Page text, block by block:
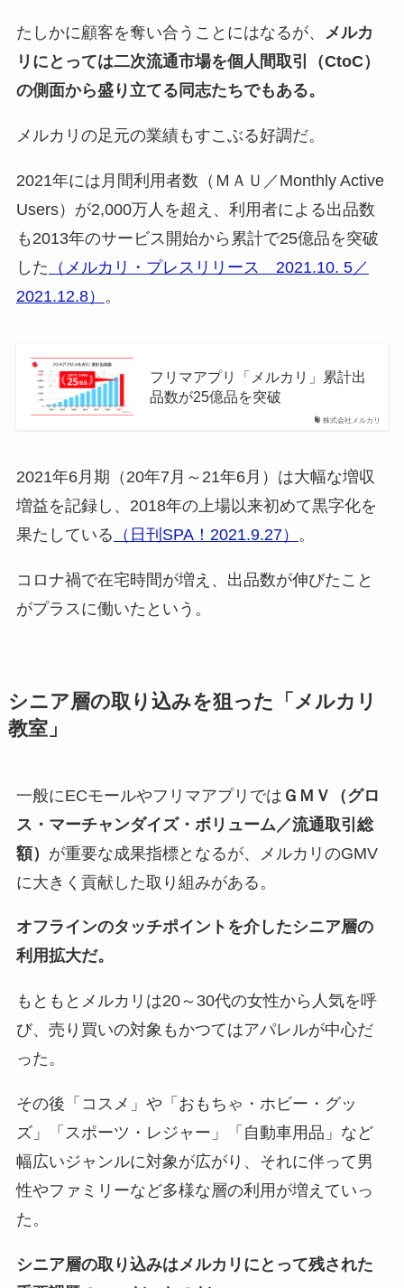
たしかに顧客を奪い合うことにはなるが、 メルカ
リにとっては二次流通市場を個人間取引（CtoC）
の側面から盛り立てる同志たちでもある。
メルカリの足元の業績もすこぶる好調だ。
2021年には月間利用者数（ＭＡＵ／Monthly Active
Users）が2,000万人を超え、利用者による出品数
も2013年のサービス開始から累計で25億品を突破
した （メルカリ・プレスリリース 2021.10. 5／
2021.12.8） 。
株式会社メルカリ
フリマアプリ「メルカリ」累計出
品数が25億品を突破
2021年6月期（20年7月～21年6月）は大幅な増収
増益を記録し、2018年の上場以来初めて黒字化を
果たしている （日刊SPA！2021.9.27） 。
コロナ禍で在宅時間が増え、出品数が伸びたこと
がプラスに働いたという。
シニア層の取り込みを狙った「メルカリ
教室」
一般にECモールやフリマアプリでは ＧＭＶ（グロ
ス・マーチャンダイズ・ボリューム／流通取引総
額） が重要な成果指標となるが、メルカリのGMV
に大きく貢献した取り組みがある。
オフラインのタッチポイントを介したシニア層の
利用拡大だ。
もともとメルカリは20～30代の女性から人気を呼
び、売り買いの対象もかつてはアパレルが中心だ
った。
その後「コスメ」や「おもちゃ・ホビー・グッ
ズ」「スポーツ・レジャー」「自動車用品」など
幅広いジャンルに対象が広がり、それに伴って男
性やファミリーなど多様な層の利用が増えていっ
た。
シニア層の取り込みはメルカリにとって残された